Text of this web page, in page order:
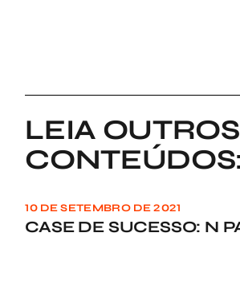
LEIA OUTROS
10 DE SETEMBRO DE 2021
CASE DE SUCESSO: N